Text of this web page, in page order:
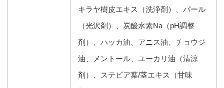
キラヤ樹皮エキス（洗浄剤）、パール
（光沢剤）、炭酸水素Na（pH調整
剤）、ハッカ油、アニス油、チョウジ
油、メントール、ユーカリ油（清涼
剤）、ステビア葉/茎エキス（甘味